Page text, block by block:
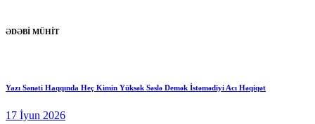
ƏDƏBİ MÜHİT
Yazı Sənəti Haqqında Heç Kimin Yüksək Səslə Demək İstəmədiyi Acı Həqiqət
17 İyun 2026